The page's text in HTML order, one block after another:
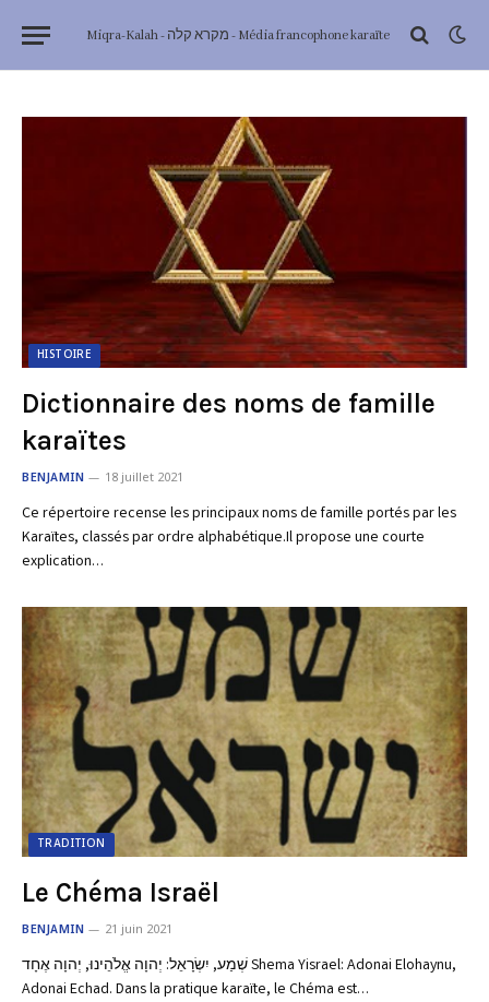
Miqra-Kalah - מקרא קלה - Média francophone karaïte
HISTOIRE
Dictionnaire des noms de famille
karaïtes
BENJAMIN 18 juillet 2021
Ce répertoire recense les principaux noms de famille portés par les
Karaïtes, classés par ordre alphabétique.Il propose une courte
explication…
TRADITION
Le Chéma Israël
BENJAMIN 21 juin 2021
שְׁמַע, יִשְׂרָאֵל: יְהוָה אֱלֹהֵינוּ, יְהוָה אֶחָד Shema Yisrael: Adonai Elohaynu,
Adonai Echad. Dans la pratique karaïte, le Chéma est…